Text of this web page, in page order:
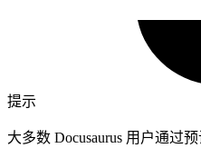
提示
大多数 Docusaurus 用户通过